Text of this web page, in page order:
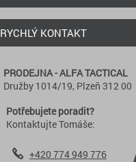
RYCHLÝ KONTAKT
PRODEJNA - ALFA TACTICAL
Družby 1014/19, Plzeň 312 00
Potřebujete poradit?
Kontaktujte Tomáše:
+420 774 949 776